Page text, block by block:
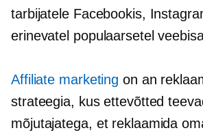
tarbijatele Facebookis,
erinevatel populaarsetel
Affiliate marketing on an
strateegia, kus ettevõtted
mõjutajatega, et reklaamida